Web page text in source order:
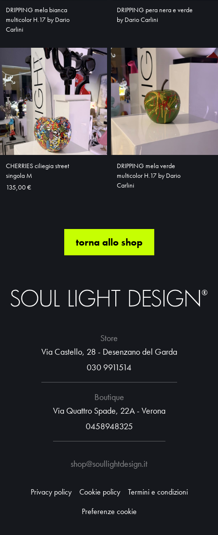
DRIPPING mela bianca
multicolor H.17 by Dario
Carlini
DRIPPING pera nera e verde
by Dario Carlini
CHERRIES ciliegia street
singola M
135,00 €
DRIPPING mela verde
multicolor H.17 by Dario
Carlini
torna allo shop
Store
Via Castello, 28 - Desenzano del Garda
030 9911514
Boutique
Via Quattro Spade, 22A - Verona
0458948325
shop@soullightdesign.it
Privacy policy Cookie policy
Termini e condizioni
Preferenze cookie